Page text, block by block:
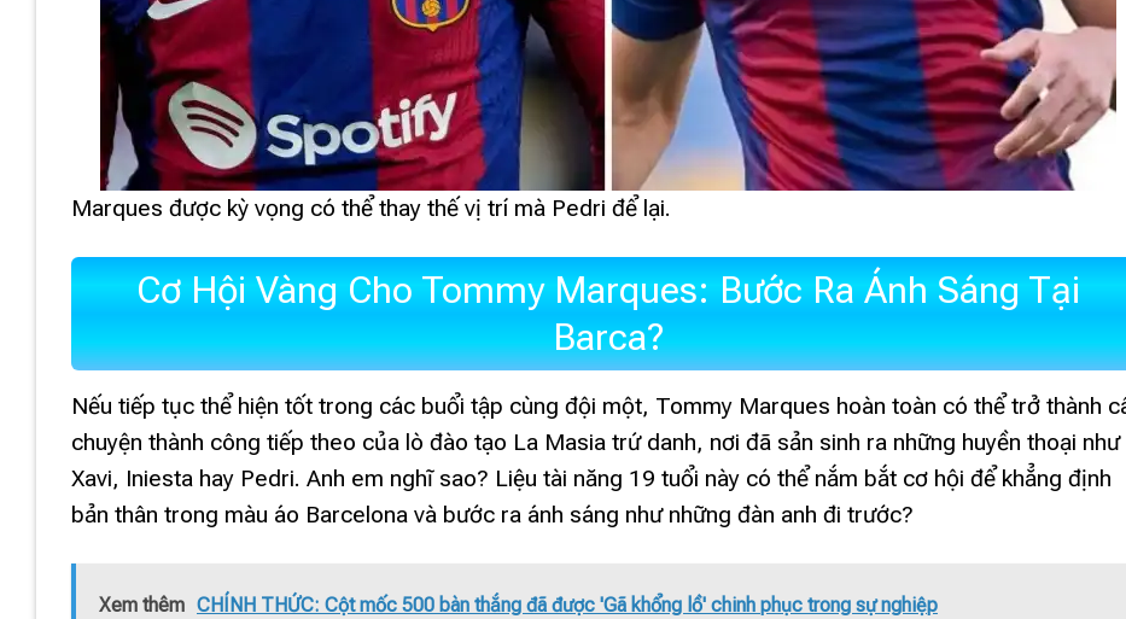
Marques được kỳ vọng có thể thay thế vị trí mà Pedri để lại.
Cơ Hội Vàng Cho Tommy Marques: Bước Ra Ánh Sáng Tại
Barca?
Nếu tiếp tục thể hiện tốt trong các buổi tập cùng đội một, Tommy Marques hoàn toàn có thể trở thành
chuyện thành công tiếp theo của lò đào tạo La Masia trứ danh, nơi đã sản sinh ra những huyền thoại như
Xavi, Iniesta hay Pedri. Anh em nghĩ sao? Liệu tài năng 19 tuổi này có thể nắm bắt cơ hội để khẳng định
bản thân trong màu áo Barcelona và bước ra ánh sáng như những đàn anh đi trước?
Xem thêm CHÍNH THỨC: Cột mốc 500 bàn thắng đã được 'Gã khổng lồ' chinh phục trong sự nghiệp